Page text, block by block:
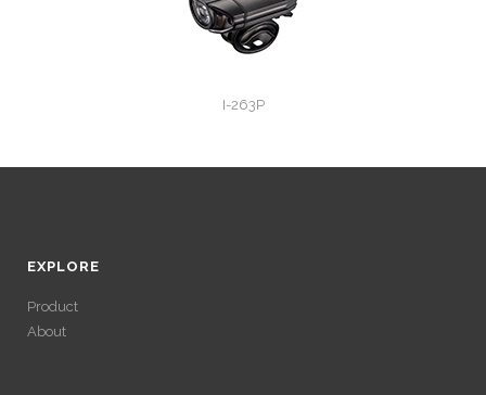
I-263P
EXPLORE
Product
About